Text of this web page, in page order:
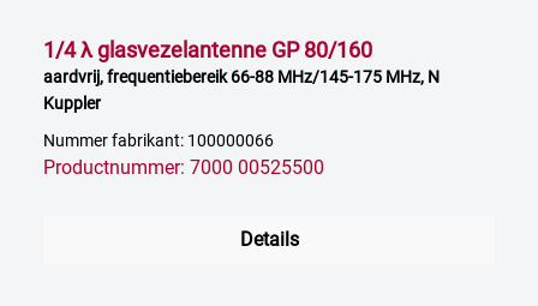
1/4 λ glasvezelantenne GP 80/160
aardvrij, frequentiebereik 66-88 MHz/145-175 MHz, N
Kuppler
Nummer fabrikant: 100000066
Productnummer: 7000 00525500
Details